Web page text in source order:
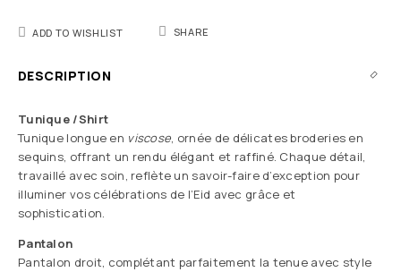
ADD TO WISHLIST SHARE
DESCRIPTION
Tunique /Shirt
Tunique longue en viscose, ornée de délicates broderies en
sequins, offrant un rendu élégant et raffiné. Chaque détail,
travaillé avec soin, reflète un savoir-faire d’exception pour
illuminer vos célébrations de l’Eid avec grâce et
sophistication.
Pantalon
Pantalon droit, complétant parfaitement la tenue avec style